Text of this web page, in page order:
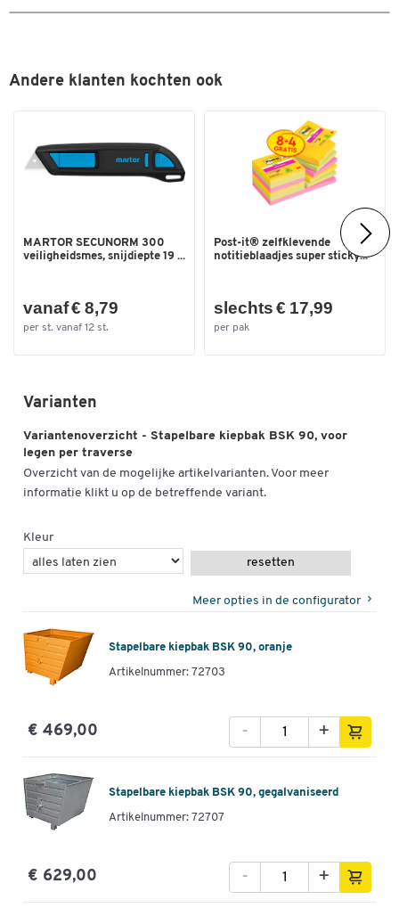
Andere klanten kochten ook
MARTOR SECUNORM 300
veiligheidsmes, snijdiepte 19 ...
vanaf € 8,79
per st. vanaf 12 st.
Post-it® zelfklevende
notitieblaadjes super sticky...
slechts € 17,99
per pak
Varianten
Variantenoverzicht - Stapelbare kiepbak BSK 90, voor
legen per traverse
Overzicht van de mogelijke artikelvarianten. Voor meer
informatie klikt u op de betreffende variant.
Kleur
resetten
Meer opties in de configurator
Stapelbare kiepbak BSK 90, oranje
Artikelnummer: 72703
€ 469,00 +
-
Stapelbare kiepbak BSK 90, gegalvaniseerd
Artikelnummer: 72707
€ 629,00 +
-